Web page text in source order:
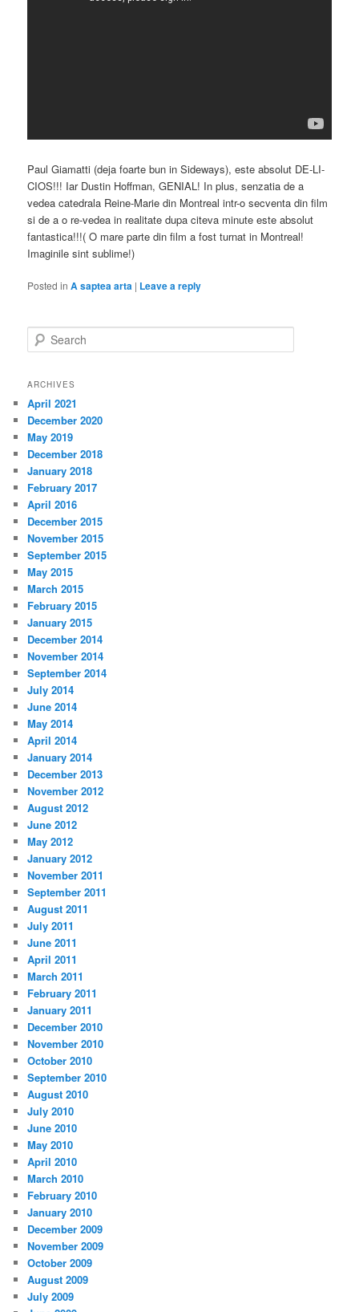
Paul Giamatti (deja foarte bun in Sideways), este absolut DE-LI-
CIOS!!! Iar Dustin Hoffman, GENIAL! In plus, senzatia de a
vedea catedrala Reine-Marie din Montreal intr-o secventa din film
si de a o re-vedea in realitate dupa citeva minute este absolut
fantastica!!!( O mare parte din film a fost turnat in Montreal!
Imaginile sint sublime!)
Posted in A saptea arta | Leave a reply
e
r
h
ARCHIVES
April 2021
December 2020
May 2019
December 2018
January 2018
February 2017
April 2016
December 2015
November 2015
September 2015
May 2015
March 2015
February 2015
January 2015
December 2014
November 2014
September 2014
July 2014
June 2014
May 2014
April 2014
January 2014
December 2013
November 2012
August 2012
June 2012
May 2012
January 2012
November 2011
September 2011
August 2011
July 2011
June 2011
April 2011
March 2011
February 2011
January 2011
December 2010
November 2010
October 2010
September 2010
August 2010
July 2010
June 2010
May 2010
April 2010
March 2010
February 2010
January 2010
December 2009
November 2009
October 2009
August 2009
July 2009